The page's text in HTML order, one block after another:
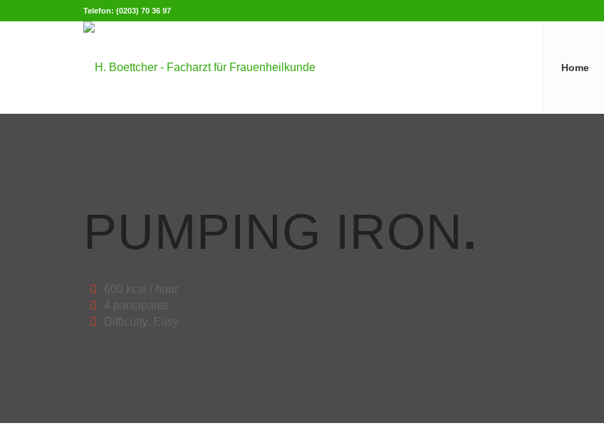
Telefon: (0203) 70 36 97
Home
PUMPING IRON.
600 kcal / hour
4 paricipants
Difficulty: Easy